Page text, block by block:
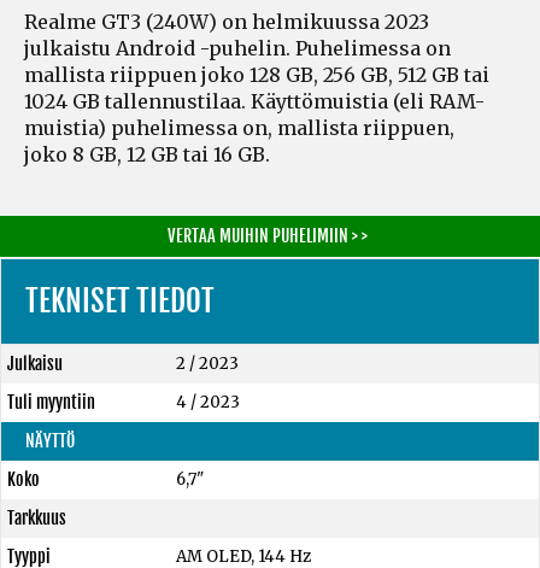
Realme GT3 (240W) on helmikuussa 2023
julkaistu Android -puhelin. Puhelimessa on
mallista riippuen joko 128 GB, 256 GB, 512 GB tai
1024 GB tallennustilaa. Käyttömuistia (eli RAM-
muistia) puhelimessa on, mallista riippuen,
joko 8 GB, 12 GB tai 16 GB.
VERTAA MUIHIN PUHELIMIIN > >
TEKNISET TIEDOT
Julkaisu
2 / 2023
Tuli myyntiin
4 / 2023
NÄYTTÖ
Koko
6,7"
Tarkkuus
Tyyppi
AM OLED, 144 Hz